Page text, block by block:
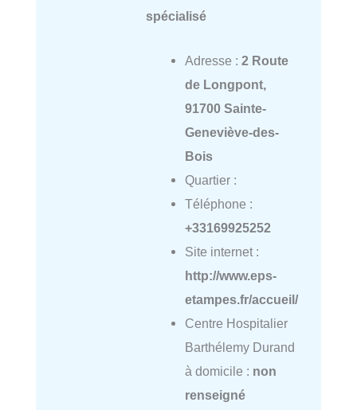
spécialisé
Adresse : 2 Route
de Longpont,
91700 Sainte-
Geneviève-des-
Bois
Quartier :
Téléphone :
+33169925252
Site internet :
http://www.eps-
etampes.fr/accueil/
Centre Hospitalier
Barthélemy Durand
à domicile : non
renseigné